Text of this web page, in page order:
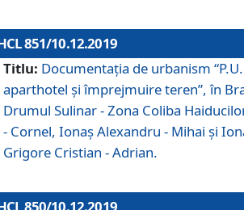
851/10.12.2019
Titlu: Documentaţia de urbanism
aparthotel şi împrejmuire teren”, în
Drumul Sulinar - Zona Coliba
- Cornel, Ionaş Alexandru - Mihai şi
Grigore Cristian - Adrian.